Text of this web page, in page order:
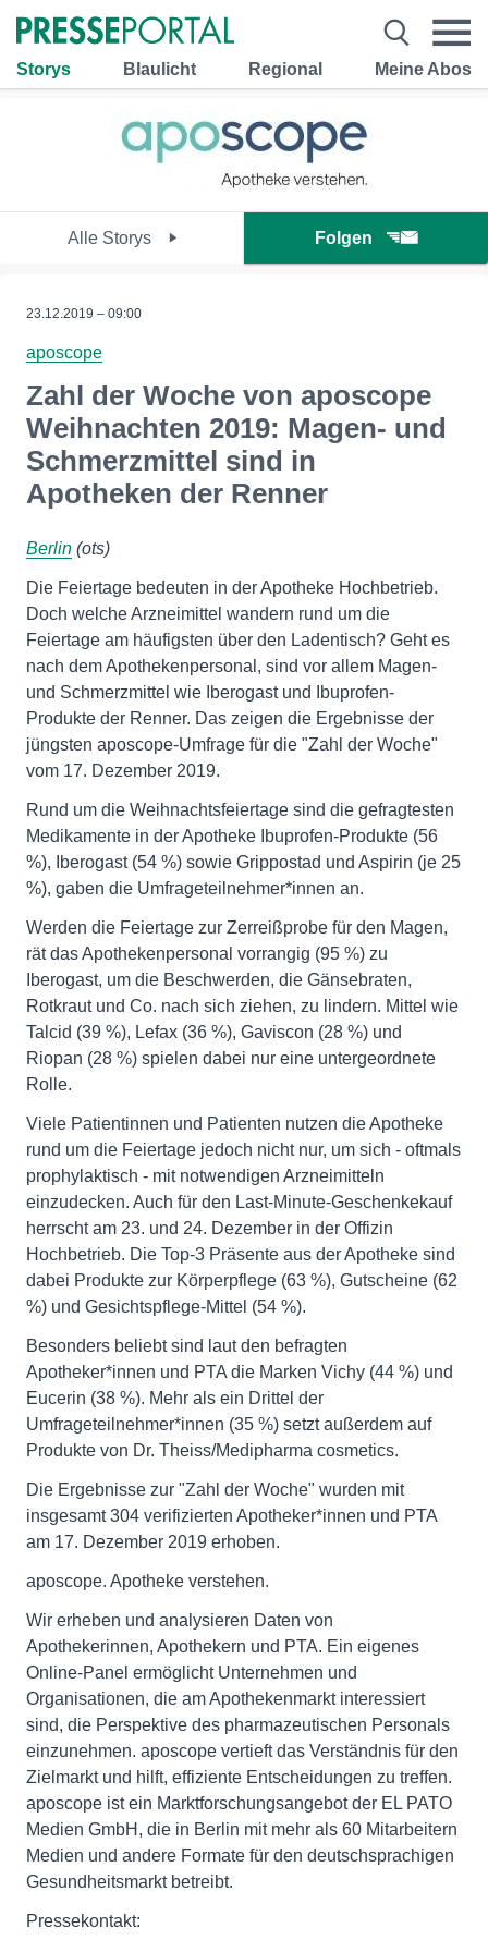
Storys Blaulicht Regional Meine Abos
Alle Storys Folgen
23.12.2019 – 09:00
aposcope
Zahl der Woche von aposcope
Weihnachten 2019: Magen- und
Schmerzmittel sind in
Apotheken der Renner
Berlin (ots)
Die Feiertage bedeuten in der Apotheke Hochbetrieb.
Doch welche Arzneimittel wandern rund um die
Feiertage am häufigsten über den Ladentisch? Geht es
nach dem Apothekenpersonal, sind vor allem Magen-
und Schmerzmittel wie Iberogast und Ibuprofen-
Produkte der Renner. Das zeigen die Ergebnisse der
jüngsten aposcope-Umfrage für die "Zahl der Woche"
vom 17. Dezember 2019.
Rund um die Weihnachtsfeiertage sind die gefragtesten
Medikamente in der Apotheke Ibuprofen-Produkte (56
%), Iberogast (54 %) sowie Grippostad und Aspirin (je 25
%), gaben die Umfrageteilnehmer*innen an.
Werden die Feiertage zur Zerreißprobe für den Magen,
rät das Apothekenpersonal vorrangig (95 %) zu
Iberogast, um die Beschwerden, die Gänsebraten,
Rotkraut und Co. nach sich ziehen, zu lindern. Mittel wie
Talcid (39 %), Lefax (36 %), Gaviscon (28 %) und
Riopan (28 %) spielen dabei nur eine untergeordnete
Rolle.
Viele Patientinnen und Patienten nutzen die Apotheke
rund um die Feiertage jedoch nicht nur, um sich - oftmals
prophylaktisch - mit notwendigen Arzneimitteln
einzudecken. Auch für den Last-Minute-Geschenkekauf
herrscht am 23. und 24. Dezember in der Offizin
Hochbetrieb. Die Top-3 Präsente aus der Apotheke sind
dabei Produkte zur Körperpflege (63 %), Gutscheine (62
%) und Gesichtspflege-Mittel (54 %).
Besonders beliebt sind laut den befragten
Apotheker*innen und PTA die Marken Vichy (44 %) und
Eucerin (38 %). Mehr als ein Drittel der
Umfrageteilnehmer*innen (35 %) setzt außerdem auf
Produkte von Dr. Theiss/Medipharma cosmetics.
Die Ergebnisse zur "Zahl der Woche" wurden mit
insgesamt 304 verifizierten Apotheker*innen und PTA
am 17. Dezember 2019 erhoben.
aposcope. Apotheke verstehen.
Wir erheben und analysieren Daten von
Apothekerinnen, Apothekern und PTA. Ein eigenes
Online-Panel ermöglicht Unternehmen und
Organisationen, die am Apothekenmarkt interessiert
sind, die Perspektive des pharmazeutischen Personals
einzunehmen. aposcope vertieft das Verständnis für den
Zielmarkt und hilft, effiziente Entscheidungen zu treffen.
aposcope ist ein Marktforschungsangebot der EL PATO
Medien GmbH, die in Berlin mit mehr als 60 Mitarbeitern
Medien und andere Formate für den deutschsprachigen
Gesundheitsmarkt betreibt.
Pressekontakt: